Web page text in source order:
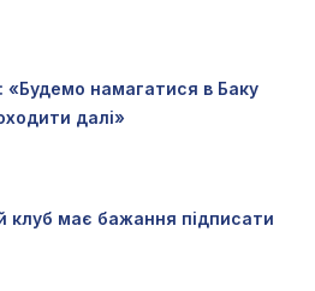
«Будемо намагатися в Баку
далі»
клуб має бажання підписати